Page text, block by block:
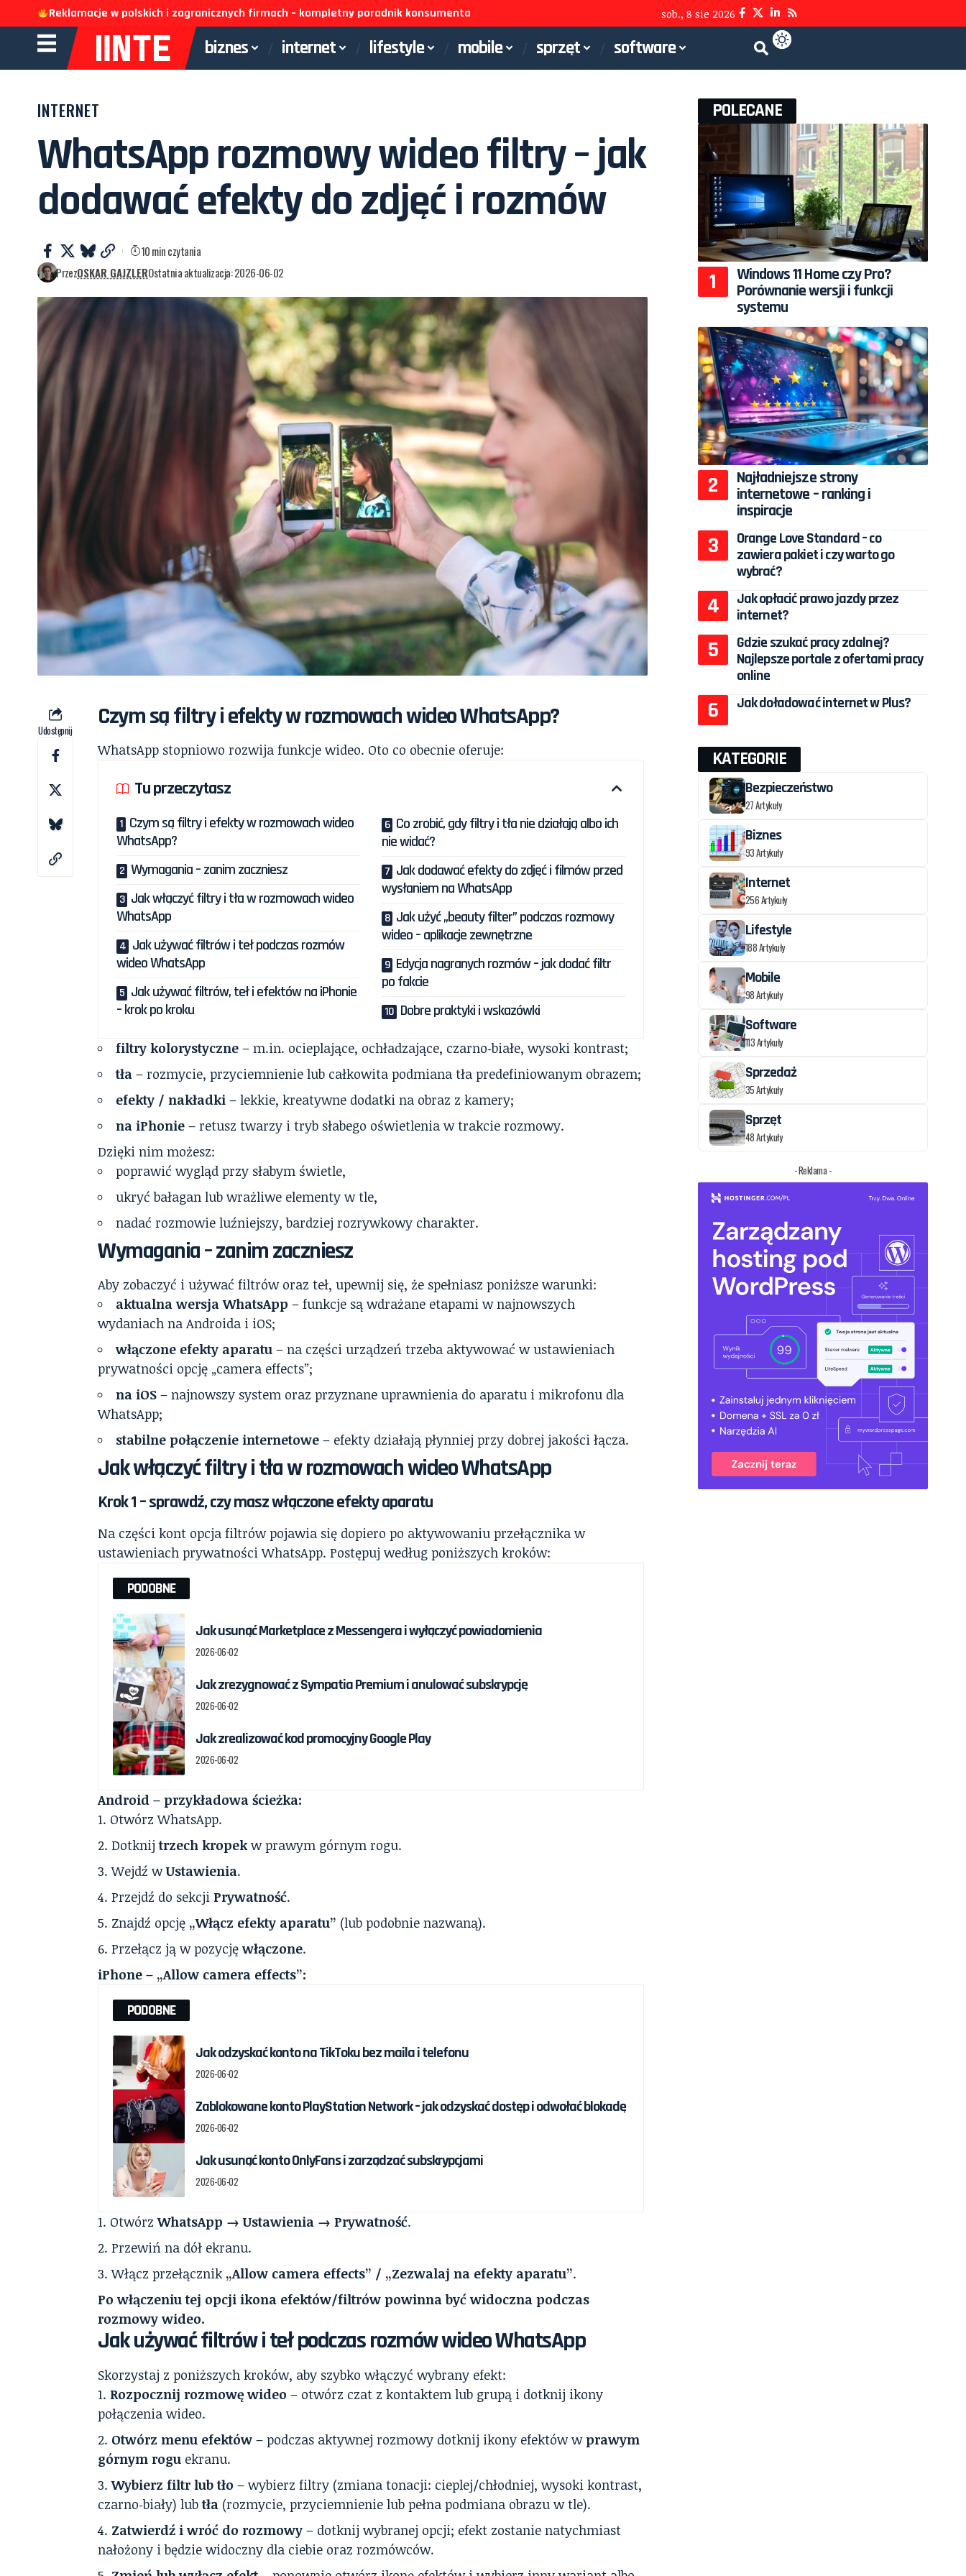
Reklamacje w polskich i zagranicznych firmach – kompletny poradnik konsumenta sob., 8 sie 2026
biznes internet lifestyle mobile sprzęt software
INTERNET
WhatsApp rozmowy wideo filtry – jak
dodawać efekty do zdjęć i rozmów
PrzezOSKAR GAJZLEROstatnia aktualizacja: 2026-06-02
10 min czytania
Udostępnij Czym są filtry i efekty w rozmowach wideo WhatsApp?
WhatsApp stopniowo rozwija funkcje wideo. Oto co obecnie oferuje:
Tu przeczytasz
Czym są filtry i efekty w rozmowach wideo
WhatsApp?
Wymagania – zanim zaczniesz
Jak włączyć filtry i tła w rozmowach wideo
WhatsApp
Jak używać filtrów i teł podczas rozmów
wideo WhatsApp
Jak używać filtrów, teł i efektów na iPhonie
– krok po kroku
Co zrobić, gdy filtry i tła nie działają albo ich
nie widać?
Jak dodawać efekty do zdjęć i filmów przed
wysłaniem na WhatsApp
Jak użyć „beauty filter” podczas rozmowy
wideo – aplikacje zewnętrzne
Edycja nagranych rozmów – jak dodać filtr
po fakcie
Dobre praktyki i wskazówki
filtry kolorystyczne – m.in. ocieplające, ochładzające, czarno‑białe, wysoki kontrast;
tła – rozmycie, przyciemnienie lub całkowita podmiana tła predefiniowanym obrazem;
efekty / nakładki – lekkie, kreatywne dodatki na obraz z kamery;
na iPhonie – retusz twarzy i tryb słabego oświetlenia w trakcie rozmowy.
Dzięki nim możesz:
poprawić wygląd przy słabym świetle,
ukryć bałagan lub wrażliwe elementy w tle,
nadać rozmowie luźniejszy, bardziej rozrywkowy charakter.
Wymagania – zanim zaczniesz
Aby zobaczyć i używać filtrów oraz teł, upewnij się, że spełniasz poniższe warunki:
aktualna wersja WhatsApp – funkcje są wdrażane etapami w najnowszych
wydaniach na Androida i iOS;
włączone efekty aparatu – na części urządzeń trzeba aktywować w ustawieniach
prywatności opcję „camera effects”;
na iOS – najnowszy system oraz przyznane uprawnienia do aparatu i mikrofonu dla
WhatsApp;
stabilne połączenie internetowe – efekty działają płynniej przy dobrej jakości łącza.
Jak włączyć filtry i tła w rozmowach wideo WhatsApp
Krok 1 – sprawdź, czy masz włączone efekty aparatu
Na części kont opcja filtrów pojawia się dopiero po aktywowaniu przełącznika w
ustawieniach prywatności WhatsApp. Postępuj według poniższych kroków:
PODOBNE
Jak usunąć Marketplace z Messengera i wyłączyć powiadomienia
2026-06-02
Jak zrezygnować z Sympatia Premium i anulować subskrypcję
2026-06-02
Jak zrealizować kod promocyjny Google Play
2026-06-02
Android – przykładowa ścieżka:
Otwórz WhatsApp.
Dotknijtrzech kropekw prawym górnym rogu.
Wejdź wUstawienia.
Przejdź do sekcjiPrywatność.
Znajdź opcję „Włącz efekty aparatu” (lub podobnie nazwaną).
Przełącz ją w pozycjęwłączone.
iPhone – „Allow camera effects”:
PODOBNE
Jak odzyskać konto na TikToku bez maila i telefonu
2026-06-02
Zablokowane konto PlayStation Network – jak odzyskać dostęp i odwołać blokadę
2026-06-02
Jak usunąć konto OnlyFans i zarządzać subskrypcjami
2026-06-02
OtwórzWhatsApp → Ustawienia → Prywatność.
Przewiń na dół ekranu.
Włącz przełącznik „Allow camera effects” / „Zezwalaj na efekty aparatu”.
Po włączeniu tej opcji ikona efektów/filtrów powinna być widoczna podczas
rozmowy wideo.
Jak używać filtrów i teł podczas rozmów wideo WhatsApp
Skorzystaj z poniższych kroków, aby szybko włączyć wybrany efekt:
Rozpocznij rozmowę wideo – otwórz czat z kontaktem lub grupą i dotknij ikony
połączenia wideo.
Otwórz menu efektów – podczas aktywnej rozmowy dotknij ikony efektów wprawym
górnym rogu ekranu.
Wybierz filtr lub tło – wybierz filtry (zmiana tonacji: cieplej/chłodniej, wysoki kontrast,
czarno‑biały) lubtła (rozmycie, przyciemnienie lub pełna podmiana obrazu w tle).
Zatwierdź i wróć do rozmowy – dotknij wybranej opcji; efekt zostanie natychmiast
nałożony i będzie widoczny dla ciebie oraz rozmówców.
POLECANE
Windows 11 Home czy Pro?
Porównanie wersji i funkcji
systemu
Najładniejsze strony
internetowe – ranking i
inspiracje
Orange Love Standard – co
zawiera pakiet i czy warto go
wybrać?
Jak opłacić prawo jazdy przez
internet?
Gdzie szukać pracy zdalnej?
Najlepsze portale z ofertami pracy
online
Jak doładować internet w Plus?
KATEGORIE
Bezpieczeństwo
27 Artykuły
Biznes
93 Artykuły
Internet
256 Artykuły
Lifestyle
188 Artykuły
Mobile
98 Artykuły
Software
113 Artykuły
Sprzedaż
35 Artykuły
Sprzęt
48 Artykuły
- Reklama -